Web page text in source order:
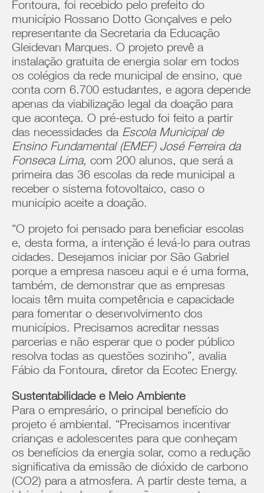
Fontoura, foi recebido pelo prefeito do
município Rossano Dotto Gonçalves e pelo
representante da Secretaria da Educação
Gleidevan Marques. O projeto prevê a
instalação gratuita de energia solar em todos
os colégios da rede municipal de ensino, que
conta com 6.700 estudantes, e agora depende
apenas da viabilização legal da doação para
que aconteça. O pré-estudo foi feito a partir
das necessidades da Escola Municipal de
Ensino Fundamental (EMEF) José Ferreira da
Fonseca Lima, com 200 alunos, que será a
primeira das 36 escolas da rede municipal a
receber o sistema fotovoltaico, caso o
município aceite a doação.
“O projeto foi pensado para beneficiar escolas
e, desta forma, a intenção é levá-lo para outras
cidades. Desejamos iniciar por São Gabriel
porque a empresa nasceu aqui e é uma forma,
também, de demonstrar que as empresas
locais têm muita competência e capacidade
para fomentar o desenvolvimento dos
municípios. Precisamos acreditar nessas
parcerias e não esperar que o poder público
resolva todas as questões sozinho”, avalia
Fábio da Fontoura, diretor da Ecotec Energy.
Sustentabilidade e Meio Ambiente
Para o empresário, o principal benefício do
projeto é ambiental. “Precisamos incentivar
crianças e adolescentes para que conheçam
os benefícios da energia solar, como a redução
significativa da emissão de dióxido de carbono
(CO2) para a atmosfera. A partir deste tema, a